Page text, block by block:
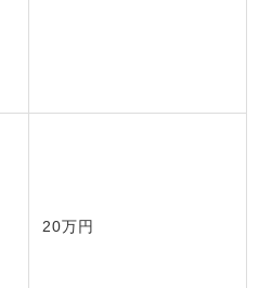
20万円